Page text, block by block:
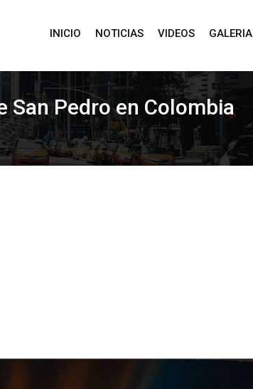
INICIO NOTICIAS VIDEOS GALERIA
San Pedro en Colombia